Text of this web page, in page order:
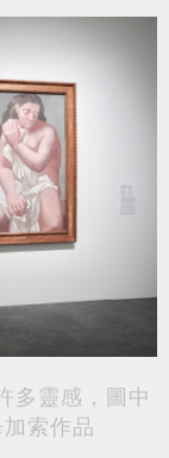
多靈感，圖中
索作品